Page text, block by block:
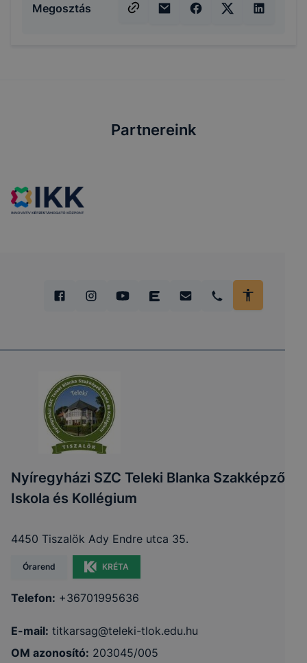
Megosztás
Partnereink
Nyíregyházi SZC Teleki Blanka Szakképző
Iskola és Kollégium
4450 Tiszalök Ady Endre utca 35.
Órarend KRÉTA
Telefon: +36701995636
E-mail: titkarsag@teleki-tlok.edu.hu
OM azonosító: 203045/005